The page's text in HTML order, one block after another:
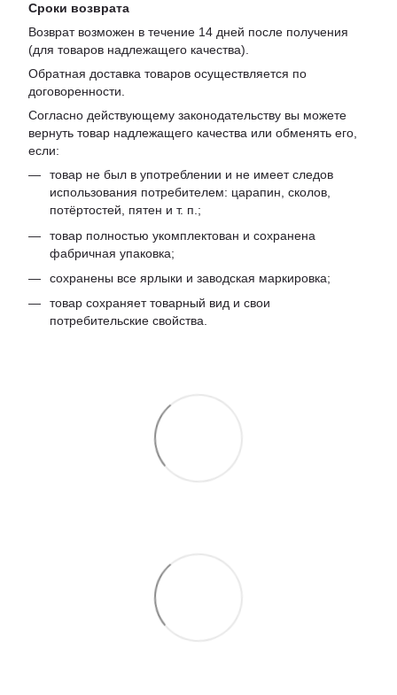
Сроки возврата
Возврат возможен в течение 14 дней после получения
(для товаров надлежащего качества).
Обратная доставка товаров осуществляется по
договоренности.
Согласно действующему законодательству вы можете
вернуть товар надлежащего качества или обменять его,
если:
товар не был в употреблении и не имеет следов
использования потребителем: царапин, сколов,
потёртостей, пятен и т. п.;
товар полностью укомплектован и сохранена
фабричная упаковка;
сохранены все ярлыки и заводская маркировка;
товар сохраняет товарный вид и свои
потребительские свойства.